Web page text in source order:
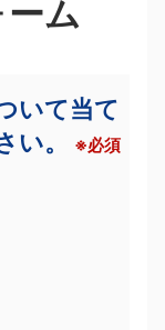
ム
いて当て
い。
※必須